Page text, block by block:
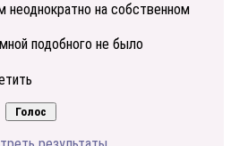
неоднократно на собственном
подобного не было